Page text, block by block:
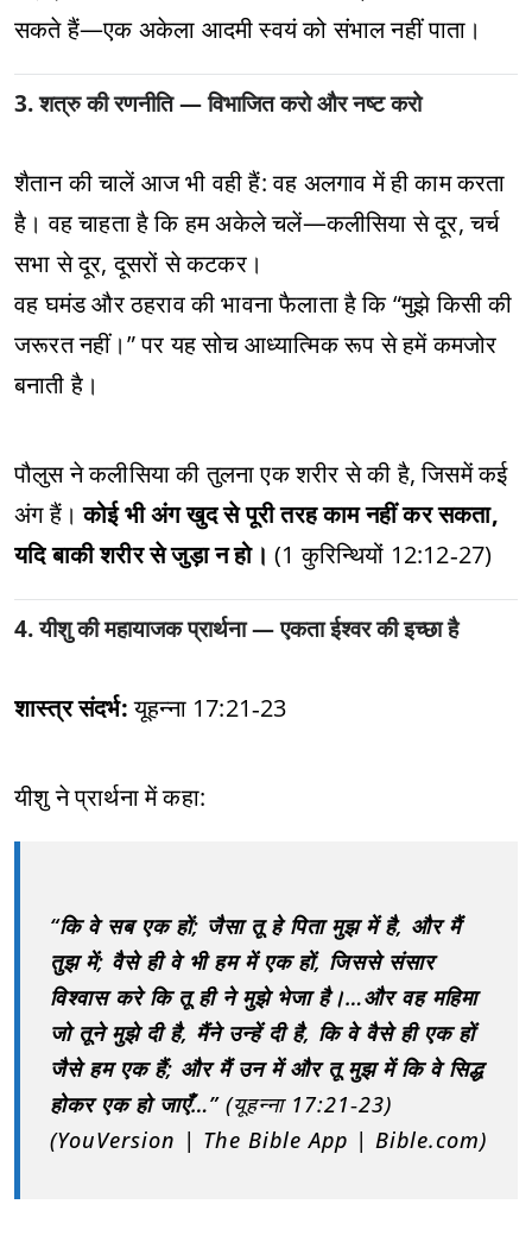
सकते हैं—एक अकेला आदमी स्वयं को संभाल नहीं पाता।
3. शत्रु की रणनीति — विभाजित करो और नष्ट करो
शैतान की चालें आज भी वही हैं: वह अलगाव में ही काम करता
है। वह चाहता है कि हम अकेले चलें—कलीसिया से दूर, चर्च
सभा से दूर, दूसरों से कटकर।
वह घमंड और ठहराव की भावना फैलाता है कि “मुझे किसी की
जरूरत नहीं।” पर यह सोच आध्यात्मिक रूप से हमें कमजोर
बनाती है।
पौलुस ने कलीसिया की तुलना एक शरीर से की है, जिसमें कई
अंग हैं।कोई भी अंग खुद से पूरी तरह काम नहीं कर सकता,
यदि बाकी शरीर से जुड़ा न हो। (1 कुरिन्थियों 12:12‑27)
4. यीशु की महायाजक प्रार्थना — एकता ईश्वर की इच्छा है
शास्त्र संदर्भ:यूहन्ना 17:21‑23
यीशु ने प्रार्थना में कहा:
“कि वे सब एक हों; जैसा तू हे पिता मुझ में है, और मैं
तुझ में; वैसे ही वे भी हम में एक हों, जिससे संसार
विश्वास करे कि तू ही ने मुझे भेजा है।…और वह महिमा
जो तूने मुझे दी है, मैंने उन्हें दी है, कि वे वैसे ही एक हों
जैसे हम एक हैं; और मैं उन में और तू मुझ में कि वे सिद्ध
होकर एक हो जाएँ…”(यूहन्ना 17:21‑23)
(YouVersion | The Bible App | Bible.com)